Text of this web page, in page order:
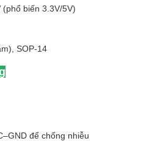
biến 3.3V/5V)
SOP-14
để chống nhiễu